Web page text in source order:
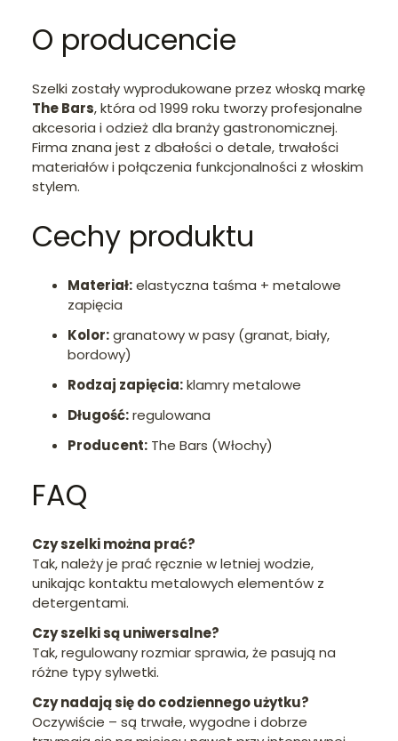
O producencie
Szelki zostały wyprodukowane przez włoską markę
The Bars, która od 1999 roku tworzy profesjonalne
akcesoria i odzież dla branży gastronomicznej.
Firma znana jest z dbałości o detale, trwałości
materiałów i połączenia funkcjonalności z włoskim
stylem.
Cechy produktu
Materiał:elastyczna taśma + metalowe
zapięcia
Kolor:granatowy w pasy (granat, biały,
bordowy)
Rodzaj zapięcia:klamry metalowe
Długość:regulowana
Producent: The Bars (Włochy)
FAQ
Czy szelki można prać?
Tak, należy je prać ręcznie w letniej wodzie,
unikając kontaktu metalowych elementów z
detergentami.
Czy szelki są uniwersalne?
Tak, regulowany rozmiar sprawia, że pasują na
różne typy sylwetki.
Czy nadają się do codziennego użytku?
Oczywiście – są trwałe, wygodne i dobrze